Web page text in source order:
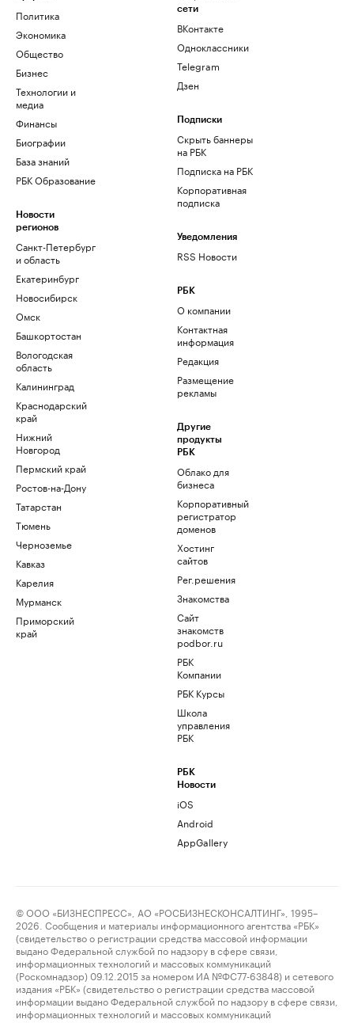
Политика
Экономика
Общество
Бизнес
Технологии и
медиа
Финансы
Биографии
База знаний
РБК Образование
Новости
регионов
Санкт-Петербург
и область
Екатеринбург
Новосибирск
Омск
Башкортостан
Вологодская
область
Калининград
Краснодарский
край
Нижний
Новгород
Пермский край
Ростов-на-Дону
Татарстан
Тюмень
Черноземье
Кавказ
Карелия
Мурманск
Приморский
край
сети
ВКонтакте
Одноклассники
Telegram
Дзен
Подписки
Скрыть баннеры
на РБК
Подписка на РБК
Корпоративная
подписка
Уведомления
RSS Новости
РБК
О компании
Контактная
информация
Редакция
Размещение
рекламы
Другие
продукты
РБК
Облако для
бизнеса
Корпоративный
регистратор
доменов
Хостинг
сайтов
Рег.решения
Знакомства
Сайт
знакомств
podbor.ru
РБК
Компании
РБК Курсы
Школа
управления
РБК
РБК
Новости
iOS
Android
AppGallery
© ООО «БИЗНЕСПРЕСС», АО «РОСБИЗНЕСКОНСАЛТИНГ», 1995–
2026. Сообщения и материалы информационного агентства «РБК»
(свидетельство о регистрации средства массовой информации
выдано Федеральной службой по надзору в сфере связи,
информационных технологий и массовых коммуникаций
(Роскомнадзор) 09.12.2015 за номером ИА №ФС77-63848) и сетевого
издания «РБК» (свидетельство о регистрации средства массовой
информации выдано Федеральной службой по надзору в сфере связи,
информационных технологий и массовых коммуникаций